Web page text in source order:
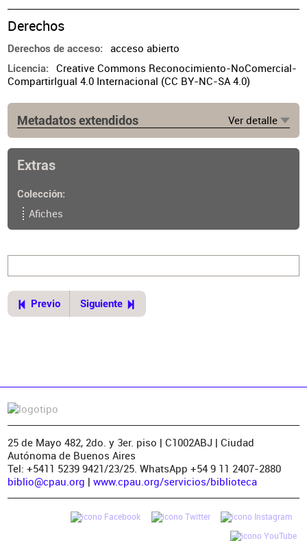
Derechos
Derechos de acceso acceso abierto
Licencia
Creative Commons Reconocimiento-NoComercial-
CompartirIgual 4.0 Internacional (CC BY-NC-SA 4.0)
Metadatos extendidos Ver detalle
Biblioteca. Archivo de afiches y folletos. Planera.
Sobre 8. Inv. AF0467.
Extras
Colección
Afiches
Previo Siguiente
25 de Mayo 482, 2do. y 3er. piso | C1002ABJ | Ciudad
Autónoma de Buenos Aires
Tel: +5411 5239 9421/23/25. WhatsApp +54 9 11 2407-2880
biblio@cpau.org | www.cpau.org/servicios/biblioteca